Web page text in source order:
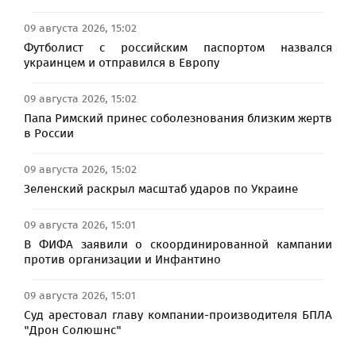
09 августа 2026, 15:02
Футболист с российским паспортом назвался
украинцем и отправился в Европу
09 августа 2026, 15:02
Папа Римский принес соболезнования близким жертв
в России
09 августа 2026, 15:02
Зеленский раскрыл масштаб ударов по Украине
09 августа 2026, 15:01
В ФИФА заявили о скоординированной кампании
против организации и Инфантино
09 августа 2026, 15:01
Суд арестовал главу компании-производителя БПЛА
"Дрон Солюшнс"